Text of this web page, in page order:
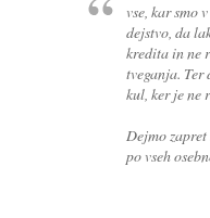
vse, kar smo
dejstvo, da
kredita in ne
tveganja. Ter
kul, ker je ne
Dejmo
po vseh